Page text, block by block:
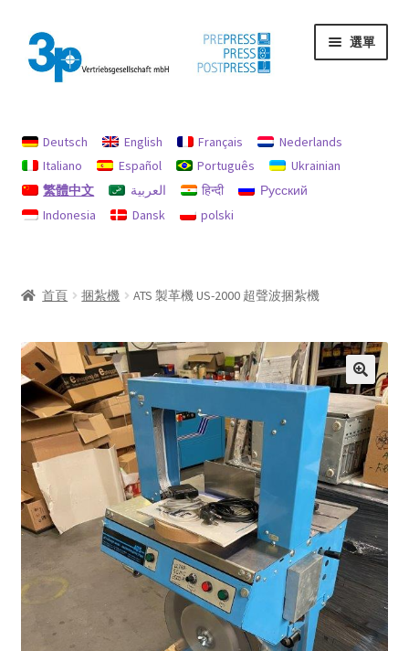
跳
至
導
跳
至
主
容
選單
印記
我的帳戶
退款和退貨政策
Deutsch English Français
Nederlands
Italiano
Español Português
Ukrainian
繁體中文
العربية हिन्दी
Русский
Indonesia
Dansk polski
首頁 捆紮機 ATS 製革機 US-2000 超聲波捆紮機